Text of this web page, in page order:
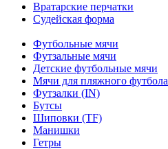
Вратарские перчатки
Судейская форма
Футбольные мячи
Футзальные мячи
Детские футбольные мячи
Мячи для пляжного футбола
Футзалки (IN)
Бутсы
Шиповки (TF)
Манишки
Гетры